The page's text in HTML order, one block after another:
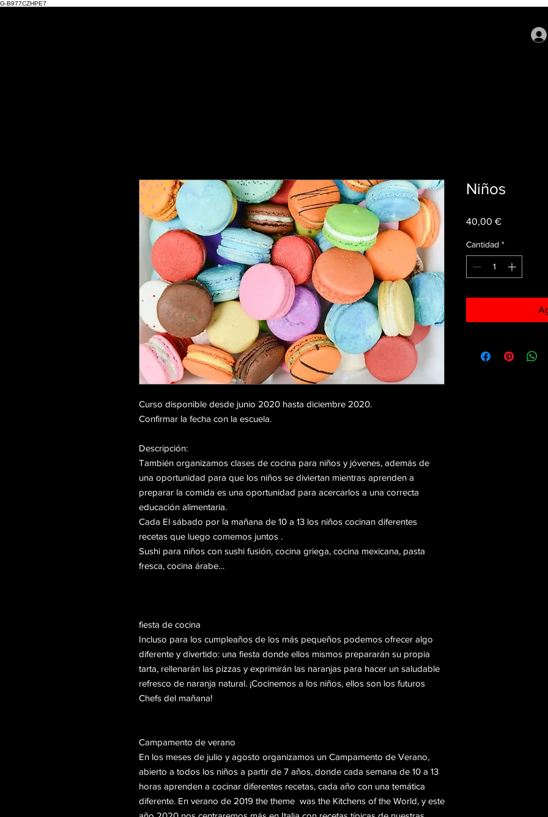
G-B977CZHPE7
Curso disponible desde junio 2020 hasta diciembre 2020.
Confirmar la fecha con la escuela.
Descripción:
También organizamos clases de cocina para niños y jóvenes, además de
una oportunidad para que los niños se diviertan mientras aprenden a
preparar la comida es una oportunidad para acercarlos a una correcta
educación alimentaria.
Cada El sábado por la mañana de 10 a 13 los niños cocinan diferentes
recetas que luego comemos juntos .
Sushi para niños con sushi fusión, cocina griega, cocina mexicana, pasta
fresca, cocina árabe…
fiesta de cocina
Incluso para los cumpleaños de los más pequeños podemos ofrecer algo
diferente y divertido: una fiesta donde ellos mismos prepararán su propia
tarta, rellenarán las pizzas y exprimirán las naranjas para hacer un saludable
refresco de naranja natural. ¡Cocinemos a los niños, ellos son los futuros
Chefs del mañana!
Campamento de verano
En los meses de julio y agosto organizamos un Campamento de Verano,
abierto a todos los niños a partir de 7 años, donde cada semana de 10 a 13
horas aprenden a cocinar diferentes recetas, cada año con una temática
diferente. En verano de 2019 the theme was the Kitchens of the World, y este
Niños
40,00 €Precio
Cantidad *